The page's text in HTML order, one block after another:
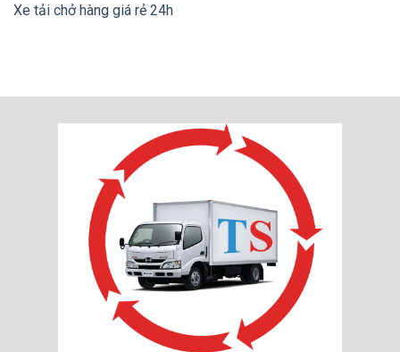
Xe tải chở hàng giá rẻ 24h